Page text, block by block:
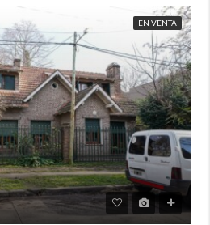
EN VENTA